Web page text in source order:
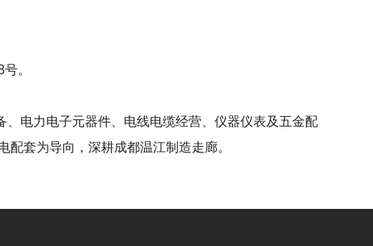
。
电力电子元器件、电线电缆经营、仪器仪表及五金配
套为导向，深耕成都温江制造走廊。